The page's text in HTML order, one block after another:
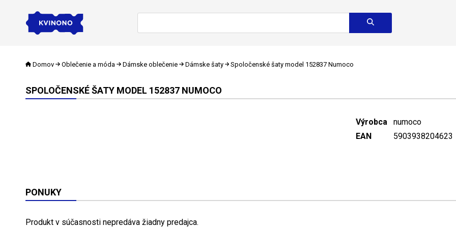
Domov Oblečenie a móda Dámske oblečenie Dámske šaty Spoločenské šaty model 152837 Numoco
SPOLOČENSKÉ ŠATY MODEL 152837 NUMOCO
Výrobca
numoco
EAN
5903938204623
PONUKY
Produkt v súčasnosti nepredáva žiadny predajca.